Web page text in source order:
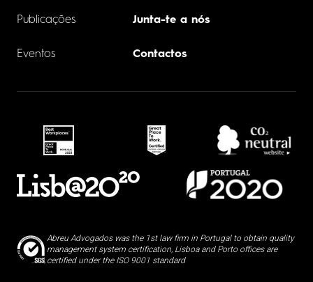
Publicações
Eventos
Junta-te a nós
Contactos
Abreu Advogados was the 1st law firm in Portugal to obtain quality
management system certification, Lisboa and Porto offices are
certified under the ISO 9001 standard